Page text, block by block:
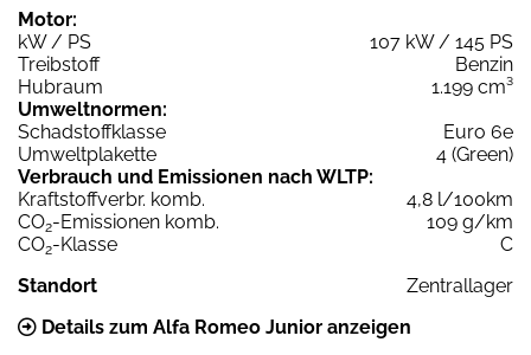
Motor:
kW / PS
107 kW / 145 PS
Treibstoff
Benzin
Hubraum
1.199 cm³
Umweltnormen:
Schadstoffklasse
Euro 6e
Umweltplakette
4 (Green)
Verbrauch und Emissionen nach WLTP:
Kraftstoffverbr. komb.
4,8 l/100km
CO2-Emissionen komb.
109 g/km
CO2-Klasse
C
Standort
Zentrallager
Details zum Alfa Romeo Junior anzeigen